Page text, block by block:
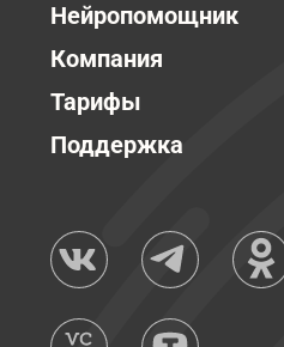
Нейропомощник
Компания
Тарифы
Поддержка